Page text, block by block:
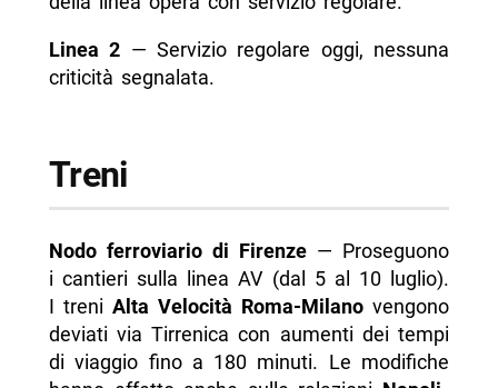
Linea 2 — Servizio regolare oggi, nessuna
criticità segnalata.
Treni
Nodo ferroviario di Firenze — Proseguono
i cantieri sulla linea AV (dal 5 al 10 luglio).
I treni Alta Velocità Roma-Milano vengono
deviati via Tirrenica con aumenti dei tempi
di viaggio fino a 180 minuti. Le modifiche